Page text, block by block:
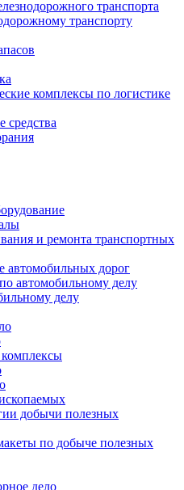
транспорта
транспорту
комплексы по логистике
средства
и ремонта транспортных
автомобильных дорог
автомобильному делу
делу
добычи полезных
по добыче полезных
дело